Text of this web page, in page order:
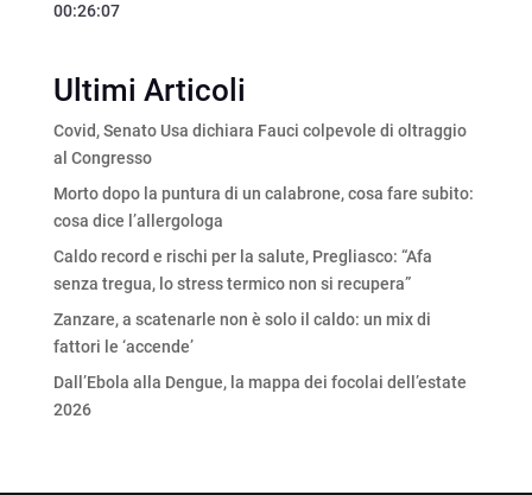
SHARE
00:26:07
Ultimi Articoli
Covid, Senato Usa dichiara Fauci colpevole di oltraggio
al Congresso
Morto dopo la puntura di un calabrone, cosa fare subito:
cosa dice l’allergologa
Caldo record e rischi per la salute, Pregliasco: “Afa
senza tregua, lo stress termico non si recupera”
Zanzare, a scatenarle non è solo il caldo: un mix di
fattori le ‘accende’
Dall’Ebola alla Dengue, la mappa dei focolai dell’estate
2026